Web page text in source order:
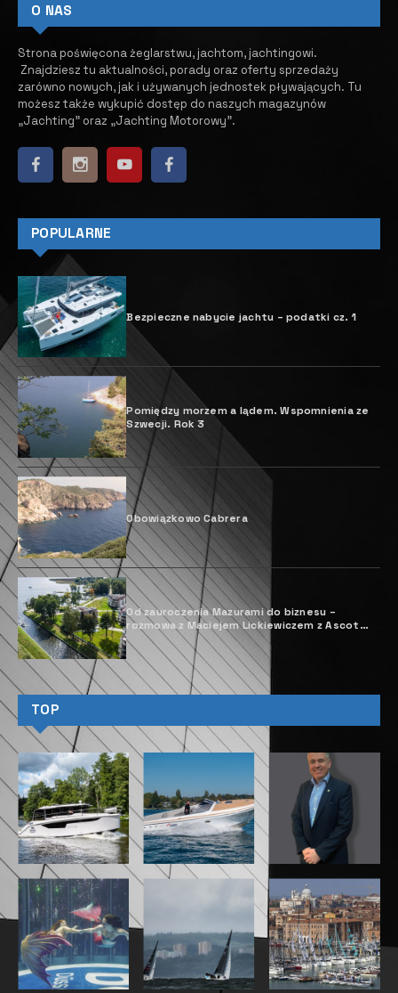
O NAS
Strona poświęcona żeglarstwu, jachtom, jachtingowi.
Znajdziesz tu aktualności, porady oraz oferty sprzedaży
zarówno nowych, jak i używanych jednostek pływających. ​ Tu
możesz także wykupić dostęp do naszych magazynów
„Jachting” oraz „Jachting Motorowy”.
POPULARNE
Bezpieczne nabycie jachtu – podatki cz. 1
Pomiędzy morzem a lądem. Wspomnienia ze
Szwecji. Rok 3
Obowiązkowo Cabrera
Od zauroczenia Mazurami do biznesu –
rozmowa z Maciejem Lickiewiczem z Ascot
Polska
TOP